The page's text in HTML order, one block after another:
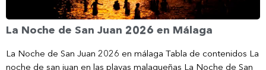
La Noche de San Juan 2026 en Málaga
La Noche de San Juan 2026 en málaga Tabla de contenidos La
noche de san juan en las playas malagueñas La Noche de San